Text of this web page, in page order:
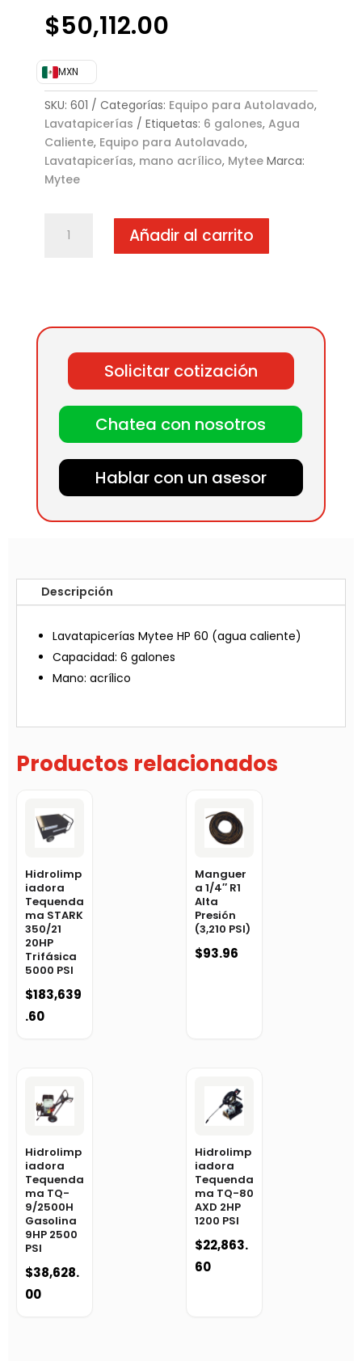
$50,112.00
MXN
SKU: 601 Categorías: Equipo para Autolavado,
Lavatapicerías
Etiquetas: 6 galones, Agua
Caliente, Equipo para Autolavado,
Lavatapicerías, mano acrílico, Mytee Marca:
Mytee
Lavatapicerías
Mytee
6
Galones
Acrílico)
cantidad
Añadir al carrito
Solicitar cotización
Chatea con nosotros
Hablar con un asesor
Descripción
Lavatapicerías Mytee HP 60 (agua caliente)
Capacidad: 6 galones
Mano: acrílico
Productos relacionados
Hidrolimp
iadora
Tequenda
ma STARK
350/21
20HP
Trifásica
5000 PSI
$183,639
.60
Manguer
a 1/4″ R1
Alta
Presión
(3,210 PSI)
$93.96
Hidrolimp
iadora
Tequenda
ma TQ-
9/2500H
Gasolina
9HP 2500
PSI
$38,628.
00
Hidrolimp
iadora
Tequenda
ma TQ-80
AXD 2HP
1200 PSI
$22,863.
60